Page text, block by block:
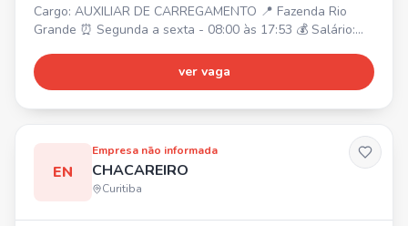
Cargo: AUXILIAR DE CARREGAMENTO 📍 Fazenda Rio
Grande ⏰ Segunda a sexta - 08:00 às 17:53 💰 Salário:
alimentação no local. Requisitos: - Residir na Fazenda Rio
Grande ou de fácil acesso. - Experiência comprovada em
ver vaga
EN
Empresa não informada
CHACAREIRO
Curitiba